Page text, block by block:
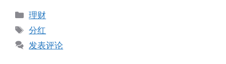
分
类
理财
标
签
分红
发表评论